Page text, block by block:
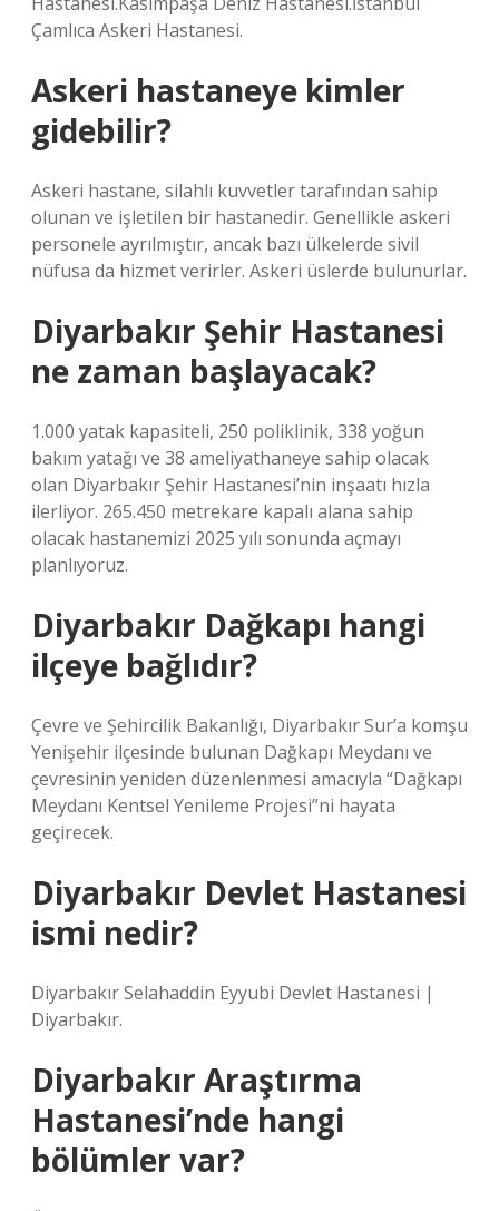
Çamlıca Askeri Hastanesi.
Askeri hastaneye kimler
gidebilir?
Askeri hastane, silahlı kuvvetler tarafından sahip
olunan ve işletilen bir hastanedir. Genellikle askeri
personele ayrılmıştır, ancak bazı ülkelerde sivil
nüfusa da hizmet verirler. Askeri üslerde bulunurlar.
Diyarbakır Şehir Hastanesi
ne zaman başlayacak?
1.000 yatak kapasiteli, 250 poliklinik, 338 yoğun
bakım yatağı ve 38 ameliyathaneye sahip olacak
olan Diyarbakır Şehir Hastanesi’nin inşaatı hızla
ilerliyor. 265.450 metrekare kapalı alana sahip
olacak hastanemizi 2025 yılı sonunda açmayı
planlıyoruz.
Diyarbakır Dağkapı hangi
ilçeye bağlıdır?
Çevre ve Şehircilik Bakanlığı, Diyarbakır Sur’a komşu
Yenişehir ilçesinde bulunan Dağkapı Meydanı ve
çevresinin yeniden düzenlenmesi amacıyla “Dağkapı
Meydanı Kentsel Yenileme Projesi”ni hayata
geçirecek.
Diyarbakır Devlet Hastanesi
ismi nedir?
Diyarbakır Selahaddin Eyyubi Devlet Hastanesi |
Diyarbakır.
Diyarbakır Araştırma
Hastanesi’nde hangi
bölümler var?